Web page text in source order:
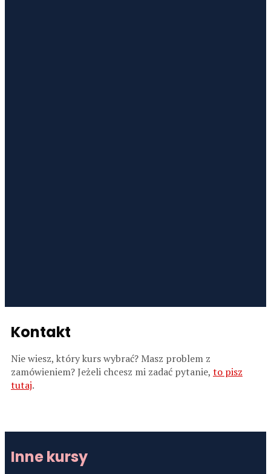
Kontakt
Nie wiesz, który kurs wybrać? Masz problem z
zamówieniem? Jeżeli chcesz mi zadać pytanie, to pisz
tutaj.
Inne kursy